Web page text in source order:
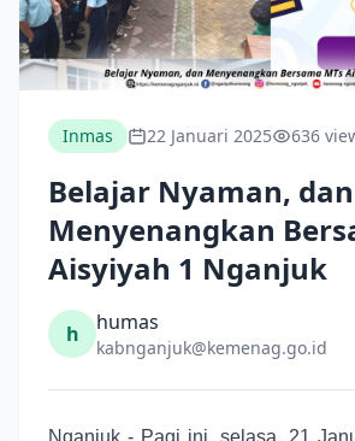
Inmas 22 Januari 2025 636
Belajar Nyaman, dan
Menyenangkan
Aisyiyah 1 Nganjuk
h humas
kabnganjuk@kemenag.go.id